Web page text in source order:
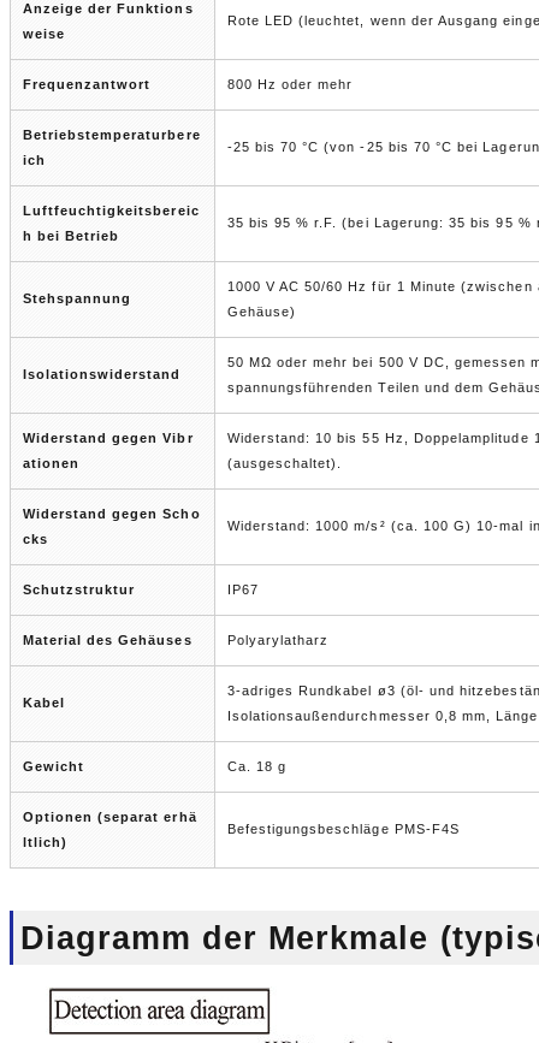
Anzeige der Funktions
weise
Rote LED (leuchtet, wenn der Ausgang
Frequenzantwort 800 Hz oder mehr
Betriebstemperaturbere
ich
-25 bis 70 °C (von -25 bis 70 °C bei
Luftfeuchtigkeitsbereic
h bei Betrieb
35 bis 95 % r.F. (bei Lagerung: 35 bis 95
Stehspannung
1000 V AC 50/60 Hz für 1 Minute
Gehäuse)
Isolationswiderstand
50 MΩ oder mehr bei 500 V DC, gemessen
spannungsführenden Teilen und dem
Widerstand gegen Vibr
ationen
Widerstand: 10 bis 55 Hz, Doppelamplitude
(ausgeschaltet).
Widerstand gegen Scho
cks
Widerstand: 1000 m/s² (ca. 100 G) 10-mal
Schutzstruktur IP67
Material des Gehäuses Polyarylatharz
Kabel
3-adriges Rundkabel ø3 (öl- und
Isolationsaußendurchmesser 0,8 mm,
Gewicht Ca. 18 g
Optionen (separat erhä
ltlich)
Befestigungsbeschläge PMS-F4S
Diagramm der Merkmale